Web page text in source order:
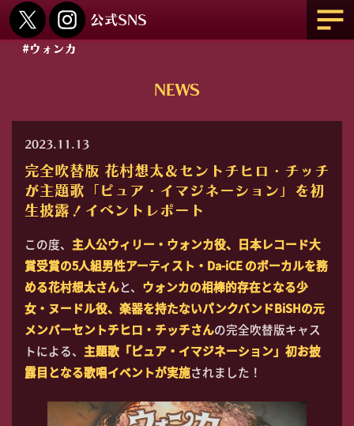
#ウォンカ
NEWS
2023.11.13
完全吹替版 花村想太＆セントチヒロ・チッチ
が主題歌「ピュア・イマジネーション」を初
生披露！イベントレポート
この度、 主人公ウィリー・ウォンカ役、日本レコード大
賞受賞の5人組男性アーティスト・Da-iCE のボーカルを務
める花村想太さんと、 ウォンカの相棒的存在となる少
女・ヌードル役、楽器を持たないパンクバンドBiSHの元
メンバーセントチヒロ・チッチさんの完全吹替版キャス
トによる、 主題歌「ピュア・イマジネーション」初お披
露目となる歌唱イベントが実施されました！